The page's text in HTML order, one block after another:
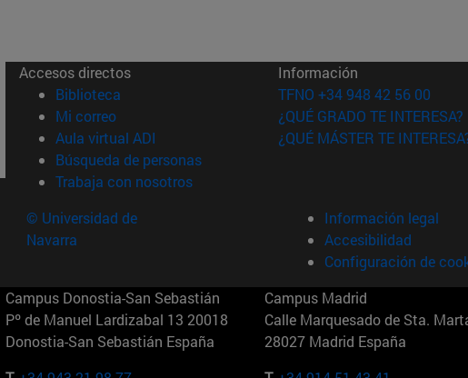
Accesos directos
Biblioteca (abre en nueva ventana)
Mi correo(abre en nueva ventana)
Aula virtual ADI (abre en nueva ventana)
Búsqueda de personas(abre en nueva ventana)
Trabaja con nosotros(abre en nueva ventana)
Información
TFNO +34 948 42 56 00
¿QUÉ GRADO TE INTERESA?
¿QUÉ MÁSTER TE
© Universidad de
Navarra
Información legal
Accesibilidad
Configuración de
Campus Donostia-San Sebastián
Pº de Manuel Lardizabal 13 20018
Donostia-San Sebastián España
Campus Madrid
Calle Marquesado de Sta.
28027 Madrid España